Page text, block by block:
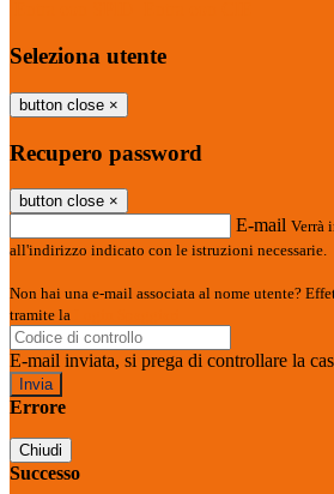
Seleziona utente
button close ×
Recupero password
button close ×
E-mail Verrà
all'indirizzo indicato con le istruzioni necessarie.
Non hai una e-mail associata al nome utente?
tramite la
E-mail inviata, si prega di controllare la
Errore
Chiudi
Successo